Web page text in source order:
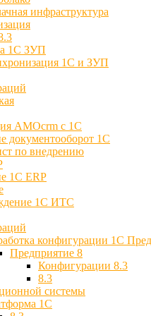
инфраструктура
1С ЗУП
1С и ЗУП
AMOcrm с 1C
документооборот 1С
по внедрению
1С ERP
1С ИТС
конфигурации 1С
Предприятие 8
Конфигурации 8.3
8.3
системы
1С